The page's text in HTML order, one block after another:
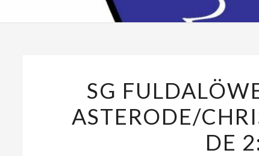
SG
ASTERODE/
DE